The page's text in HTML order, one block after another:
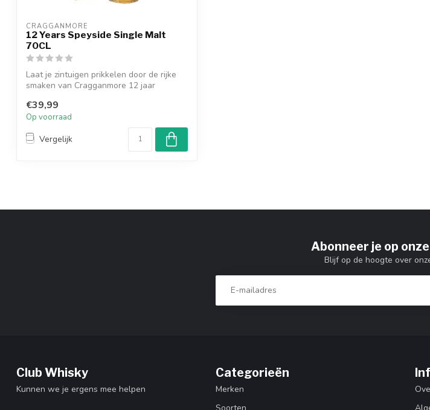
CRAGGANMORE
12 Years Speyside Single Malt
70CL
Laat je zintuigen prikkelen door de rijke
smaken van Cragganmore 12 jaar
€39,99
Op voorraad
Vergelijk
Abonneer je op
Blijf op de hoogte over
Club Whisky
Kunnen we je ergens mee helpen
Categorieën
Merken
Soorten